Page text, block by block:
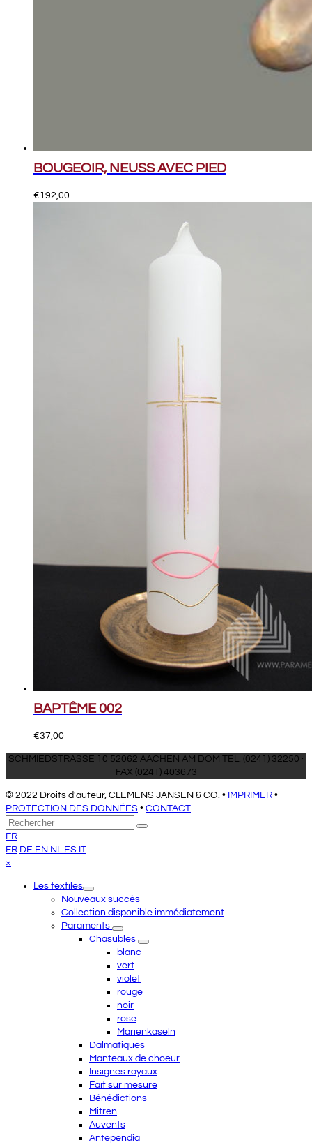
BOUGEOIR, NEUSS AVEC PIED
€192,00
BAPTÊME 002
€37,00
SCHMIEDSTRASSE 10 52062 AACHEN AM DOM TEL. (0241) 32250 ·
FAX (0241) 403673
© 2022 Droits d'auteur, CLEMENS JANSEN & CO. • IMPRIMER •
PROTECTION DES DONNÉES • CONTACT
Retour
au
sommet
Rechercher
Envoyer
FR
FR DE EN NL ES IT
×
menuLes textiles
Nouveaux succès
Collection disponible immédiatement
Paraments
Chasubles
blanc
vert
violet
rouge
noir
rose
Marienkaseln
Dalmatiques
Manteaux de choeur
Insignes royaux
Fait sur mesure
Bénédictions
Mitren
Auvents
Antependia